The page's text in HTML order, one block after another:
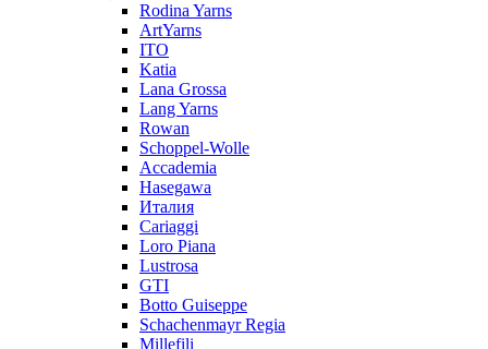
Rodina Yarns
ArtYarns
ITO
Katia
Lana Grossa
Lang Yarns
Rowan
Schoppel-Wolle
Accademia
Hasegawa
Италия
Cariaggi
Loro Piana
Lustrosa
GTI
Botto Guiseppe
Schachenmayr Regia
Millefili